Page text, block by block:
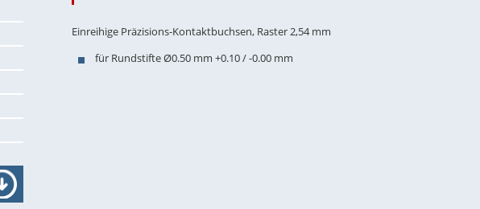
Einreihige Präzisions-Kontaktbuchsen, Raster 2,54 mm
für Rundstifte Ø0.50 mm +0.10 / -0.00 mm